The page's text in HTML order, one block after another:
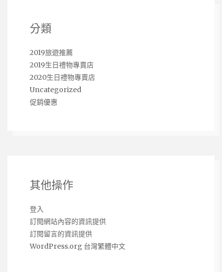
分類
2019旅遊推薦
2019生日禮物專賣店
2020生日禮物專賣店
Uncategorized
促銷優惠
其他操作
登入
訂閱網站內容的資訊提供
訂閱留言的資訊提供
WordPress.org 台灣繁體中文